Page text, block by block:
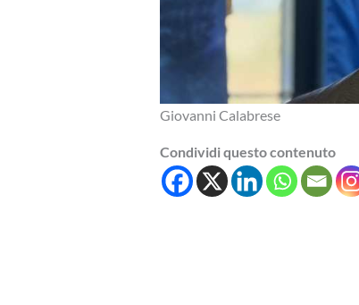
Giovanni Calabrese
Condividi questo contenuto